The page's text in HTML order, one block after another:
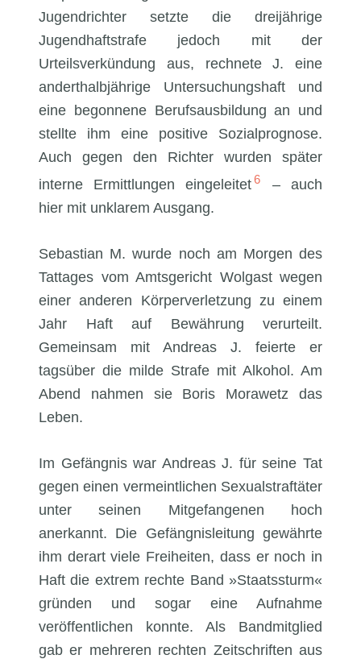
Jugendrichter setzte die dreijährige
Jugendhaftstrafe jedoch mit der
Urteilsverkündung aus, rechnete J. eine
anderthalbjährige Untersuchungshaft und
eine begonnene Berufsausbildung an und
stellte ihm eine positive Sozialprognose.
Auch gegen den Richter wurden später
interne Ermittlungen eingeleitet 6
– auch
hier mit unklarem Ausgang.
Sebastian M. wurde noch am Morgen des
Tattages vom Amtsgericht Wolgast wegen
einer anderen Körperverletzung zu einem
Jahr Haft auf Bewährung verurteilt.
Gemeinsam mit Andreas J. feierte er
tagsüber die milde Strafe mit Alkohol. Am
Abend nahmen sie Boris Morawetz das
Leben.
Im Gefängnis war Andreas J. für seine Tat
gegen einen vermeintlichen Sexualstraftäter
unter seinen Mitgefangenen hoch
anerkannt. Die Gefängnisleitung gewährte
ihm derart viele Freiheiten, dass er noch in
Haft die extrem rechte Band »Staatssturm«
gründen und sogar eine Aufnahme
veröffentlichen konnte. Als Bandmitglied
gab er mehreren rechten Zeitschriften aus